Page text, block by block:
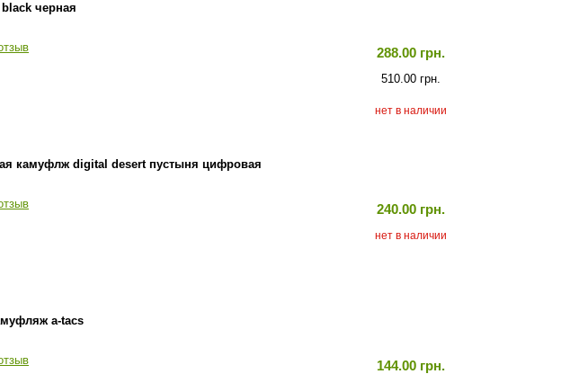
черная
288.00 грн.
510.00 грн.
нет в наличии
камуфлж digital desert пустыня цифровая
240.00 грн.
нет в наличии
a-tacs
144.00 грн.